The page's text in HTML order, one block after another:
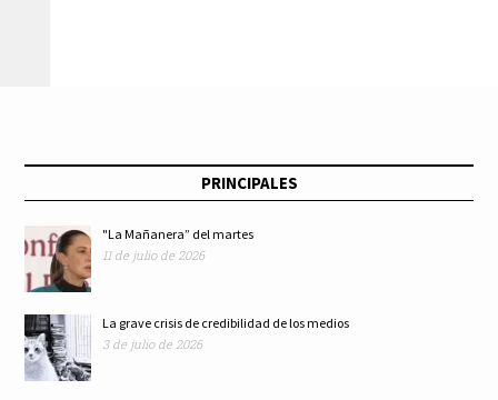
PRINCIPALES
"La Mañanera” del martes
11 de julio de 2026
La grave crisis de credibilidad de los medios
3 de julio de 2026